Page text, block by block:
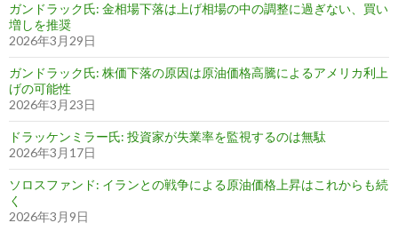
ガンドラック氏: 金相場下落は上げ相場の中の調整に過ぎない、買い
増しを推奨
2026年3月29日
ガンドラック氏: 株価下落の原因は原油価格高騰によるアメリカ利上
げの可能性
2026年3月23日
ドラッケンミラー氏: 投資家が失業率を監視するのは無駄
2026年3月17日
ソロスファンド: イランとの戦争による原油価格上昇はこれからも続
く
2026年3月9日